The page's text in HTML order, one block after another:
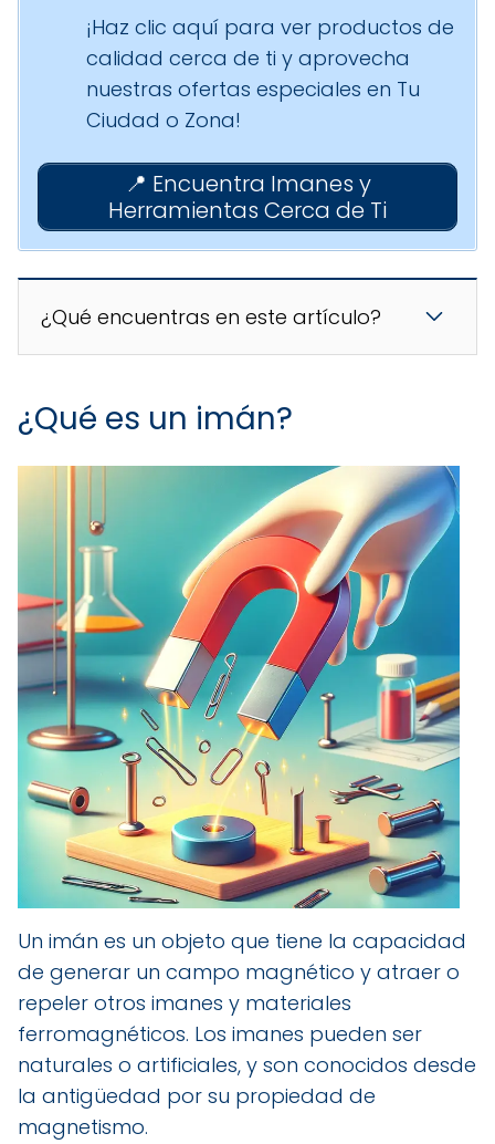
¡Haz clic aquí para ver productos de
calidad cerca de ti y aprovecha
nuestras ofertas especiales en Tu
Ciudad o Zona!
📍 Encuentra Imanes y
Herramientas Cerca de Ti
¿Qué encuentras en este artículo?
¿Qué es un imán?
Un imán es un objeto que tiene la capacidad
de generar un campo magnético y atraer o
repeler otros imanes y materiales
ferromagnéticos. Los imanes pueden ser
naturales o artificiales, y son conocidos desde
la antigüedad por su propiedad de
magnetismo.